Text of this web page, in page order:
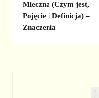
Mleczna (Czym jest,
Pojęcie i Definicja) –
Znaczenia